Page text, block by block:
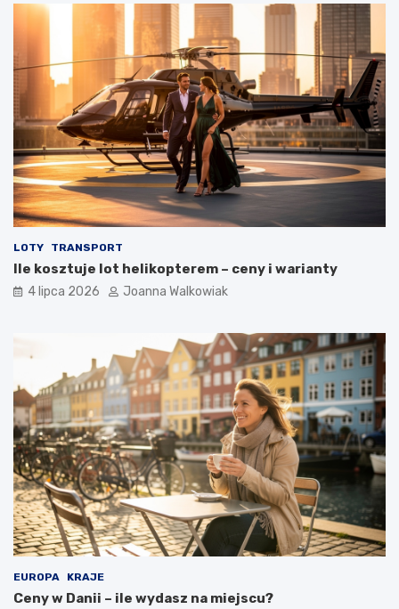
LOTY TRANSPORT
Ile kosztuje lot helikopterem – ceny i warianty
4 lipca 2026 Joanna Walkowiak
EUROPA KRAJE
Ceny w Danii – ile wydasz na miejscu?